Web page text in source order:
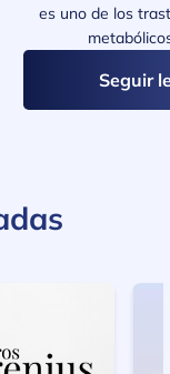
es uno de los
Seguir